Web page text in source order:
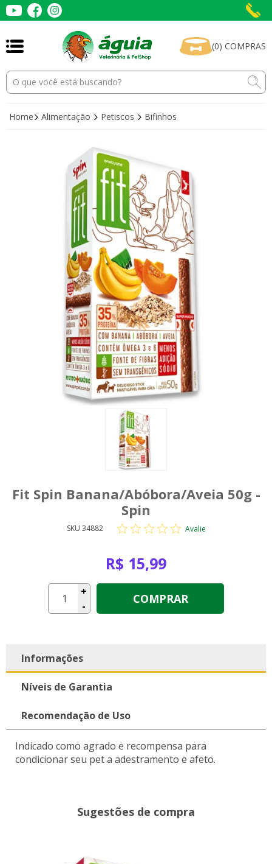
(0) COMPRAS
Home Alimentação Petiscos Bifinhos
Fit Spin Banana/Abóbora/Aveia 50g -
Spin
SKU 34882 Avalie
R$ 15,99
+
-
COMPRAR
Informações
Níveis de Garantia
Recomendação de Uso
Indicado como agrado e recompensa para
condicionar seu pet a adestramento e afeto.
Sugestões de compra